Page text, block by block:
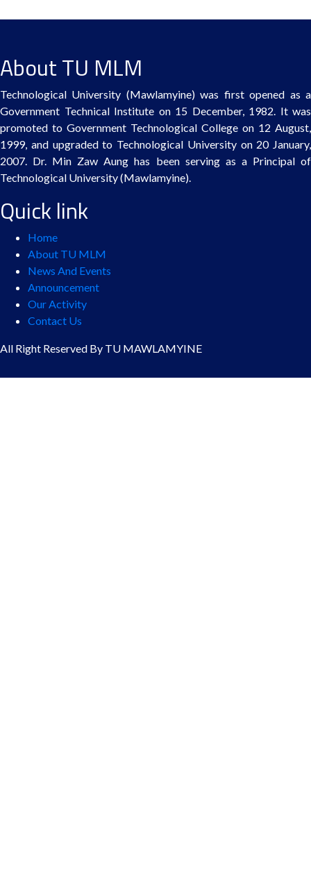
About TU MLM
Technological University (Mawlamyine) was first opened as a
Government Technical Institute on 15 December, 1982. It was
promoted to Government Technological College on 12 August,
1999, and upgraded to Technological University on 20 January,
2007. Dr. Min Zaw Aung has been serving as a Principal of
Technological University (Mawlamyine).
Quick link
Home
About TU MLM
News And Events
Announcement
Our Activity
Contact Us
All Right Reserved By TU MAWLAMYINE